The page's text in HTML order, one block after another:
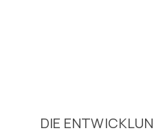
DIE